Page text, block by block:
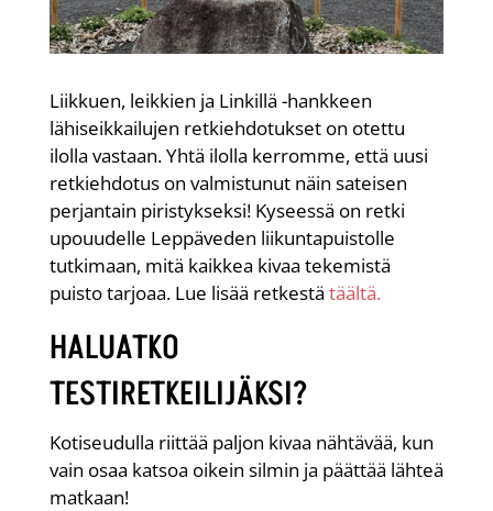
Liikkuen, leikkien ja Linkillä -hankkeen
lähiseikkailujen retkiehdotukset on otettu
ilolla vastaan. Yhtä ilolla kerromme, että uusi
retkiehdotus on valmistunut näin sateisen
perjantain piristykseksi! Kyseessä on retki
upouudelle Leppäveden liikuntapuistolle
tutkimaan, mitä kaikkea kivaa tekemistä
puisto tarjoaa. Lue lisää retkestä täältä.
HALUATKO
TESTIRETKEILIJÄKSI?
Kotiseudulla riittää paljon kivaa nähtävää, kun
vain osaa katsoa oikein silmin ja päättää lähteä
matkaan!